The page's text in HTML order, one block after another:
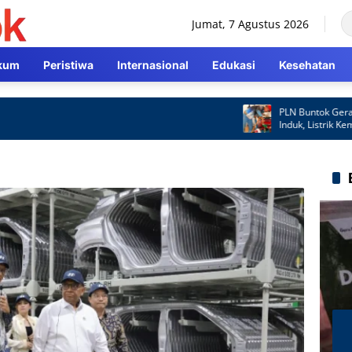
Jumat, 7 Agustus 2026
Peristiwa Internasional Edukasi Kesehatan
PLN Buntok Gerak Cepat
Induk, Listrik Kembali
Cepat